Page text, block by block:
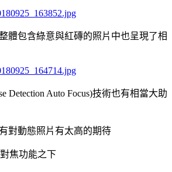
體包含綠意與紅磚的照片中也呈現了相
Detection Auto Focus)技術也有相當大助
對動態照片有太高的期待
焦功能之下